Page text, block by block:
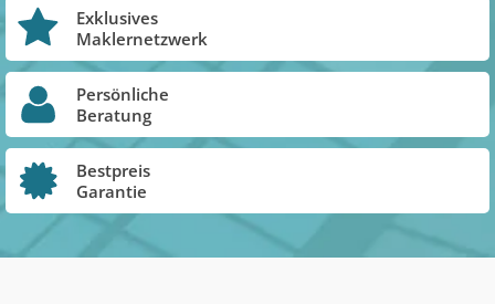
Exklusives
Maklernetzwerk
Persönliche
Beratung
Bestpreis
Garantie